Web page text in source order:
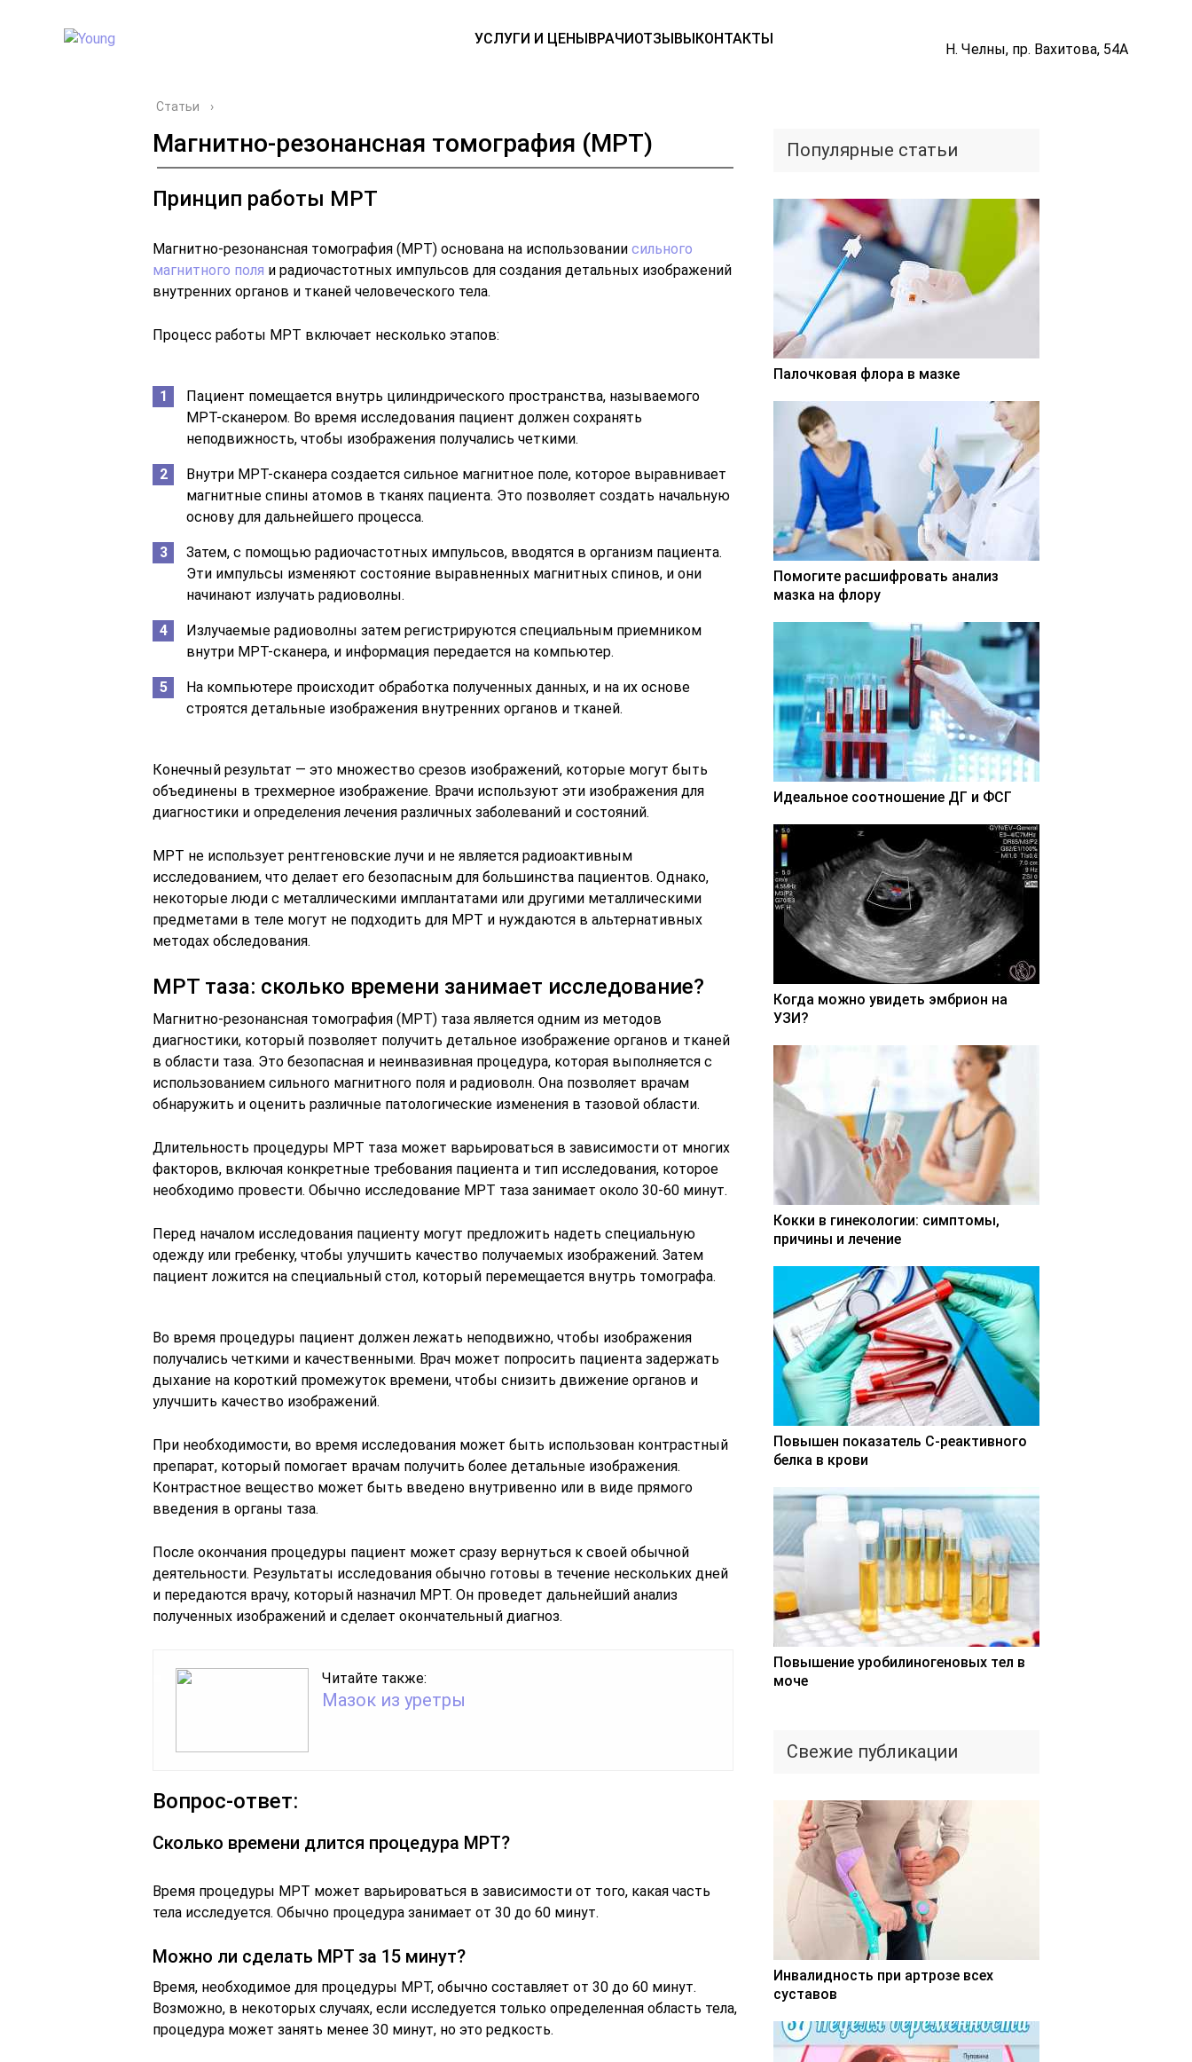
УСЛУГИ И ЦЕНЫВРАЧИОТЗЫВЫКОНТАКТЫ
Н. Челны, пр. Вахитова, 54А
Статьи ›
Магнитно-резонансная томография (МРТ)
Принцип работы МРТ
Магнитно-резонансная томография (МРТ) основана на использовании сильного
магнитного поля и радиочастотных импульсов для создания детальных изображений
внутренних органов и тканей человеческого тела.
Процесс работы МРТ включает несколько этапов:
Пациент помещается внутрь цилиндрического пространства, называемого
МРТ-сканером. Во время исследования пациент должен сохранять
неподвижность, чтобы изображения получались четкими.
Внутри МРТ-сканера создается сильное магнитное поле, которое выравнивает
магнитные спины атомов в тканях пациента. Это позволяет создать начальную
основу для дальнейшего процесса.
Затем, с помощью радиочастотных импульсов, вводятся в организм пациента.
Эти импульсы изменяют состояние выравненных магнитных спинов, и они
начинают излучать радиоволны.
Излучаемые радиоволны затем регистрируются специальным приемником
внутри МРТ-сканера, и информация передается на компьютер.
На компьютере происходит обработка полученных данных, и на их основе
строятся детальные изображения внутренних органов и тканей.
Конечный результат — это множество срезов изображений, которые могут быть
объединены в трехмерное изображение. Врачи используют эти изображения для
диагностики и определения лечения различных заболеваний и состояний.
МРТ не использует рентгеновские лучи и не является радиоактивным
исследованием, что делает его безопасным для большинства пациентов. Однако,
некоторые люди с металлическими имплантатами или другими металлическими
предметами в теле могут не подходить для МРТ и нуждаются в альтернативных
методах обследования.
МРТ таза: сколько времени занимает исследование?
Магнитно-резонансная томография (МРТ) таза является одним из методов
диагностики, который позволяет получить детальное изображение органов и тканей
в области таза. Это безопасная и неинвазивная процедура, которая выполняется с
использованием сильного магнитного поля и радиоволн. Она позволяет врачам
обнаружить и оценить различные патологические изменения в тазовой области.
Длительность процедуры МРТ таза может варьироваться в зависимости от многих
факторов, включая конкретные требования пациента и тип исследования, которое
необходимо провести. Обычно исследование МРТ таза занимает около 30-60 минут.
Перед началом исследования пациенту могут предложить надеть специальную
одежду или гребенку, чтобы улучшить качество получаемых изображений. Затем
пациент ложится на специальный стол, который перемещается внутрь томографа.
Во время процедуры пациент должен лежать неподвижно, чтобы изображения
получались четкими и качественными. Врач может попросить пациента задержать
дыхание на короткий промежуток времени, чтобы снизить движение органов и
улучшить качество изображений.
При необходимости, во время исследования может быть использован контрастный
препарат, который помогает врачам получить более детальные изображения.
Контрастное вещество может быть введено внутривенно или в виде прямого
введения в органы таза.
После окончания процедуры пациент может сразу вернуться к своей обычной
деятельности. Результаты исследования обычно готовы в течение нескольких дней
и передаются врачу, который назначил МРТ. Он проведет дальнейший анализ
полученных изображений и сделает окончательный диагноз.
Читайте также:
Мазок из уретры
Вопрос-ответ:
Сколько времени длится процедура МРТ?
Время процедуры МРТ может варьироваться в зависимости от того, какая часть
тела исследуется. Обычно процедура занимает от 30 до 60 минут.
Можно ли сделать МРТ за 15 минут?
Время, необходимое для процедуры МРТ, обычно составляет от 30 до 60 минут.
Возможно, в некоторых случаях, если исследуется только определенная область тела,
процедура может занять менее 30 минут, но это редкость.
Популярные статьи
Палочковая флора в мазке
Помогите расшифровать анализ
мазка на флору
Идеальное соотношение ДГ и ФСГ
Когда можно увидеть эмбрион на
УЗИ?
Кокки в гинекологии: симптомы,
причины и лечение
Повышен показатель С-реактивного
белка в крови
Повышение уробилиногеновых тел в
моче
Свежие публикации
Инвалидность при артрозе всех
суставов